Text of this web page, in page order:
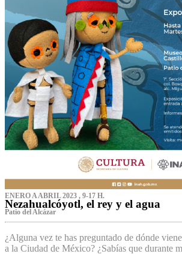
ENERO A ABRIL 2023 , 9-17 H.
Nezahualcóyotl, el rey y el agua
Patio del Alcázar
¿Alguna vez te has preguntado de dónde
a la Ciudad de México? ¿Sabías que durante